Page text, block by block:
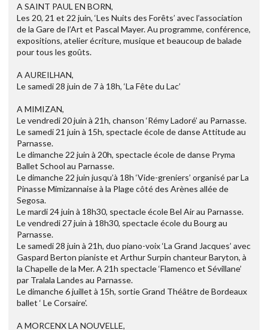
A SAINT PAUL EN BORN,
Les 20, 21 et 22 juin, ‘Les Nuits des Forêts’ avec l’association
de la Gare de l’Art et Pascal Mayer. Au programme, conférence,
expositions, atelier écriture, musique et beaucoup de balade
pour tous les goûts.
A AUREILHAN,
Le samedi 28 juin de 7 à 18h, ‘La Fête du Lac’
A MIMIZAN,
Le vendredi 20 juin à 21h, chanson ‘Rémy Ladoré’ au Parnasse.
Le samedi 21 juin à 15h, spectacle école de danse Attitude au
Parnasse.
Le dimanche 22 juin à 20h, spectacle école de danse Pryma
Ballet School au Parnasse.
Le dimanche 22 juin jusqu’à 18h ‘Vide-greniers’ organisé par La
Pinasse Mimizannaise à la Plage côté des Arènes allée de
Segosa.
Le mardi 24 juin à 18h30, spectacle école Bel Air au Parnasse.
Le vendredi 27 juin à 18h30, spectacle école du Bourg au
Parnasse.
Le samedi 28 juin à 21h, duo piano-voix ‘La Grand Jacques’ avec
Gaspard Berton pianiste et Arthur Surpin chanteur Baryton, à
la Chapelle de la Mer. A 21h spectacle ‘Flamenco et Sévillane’
par Tralala Landes au Parnasse.
Le dimanche 6 juillet à 15h, sortie Grand Théâtre de Bordeaux
ballet ‘ Le Corsaire’.
A MORCENX LA NOUVELLE,